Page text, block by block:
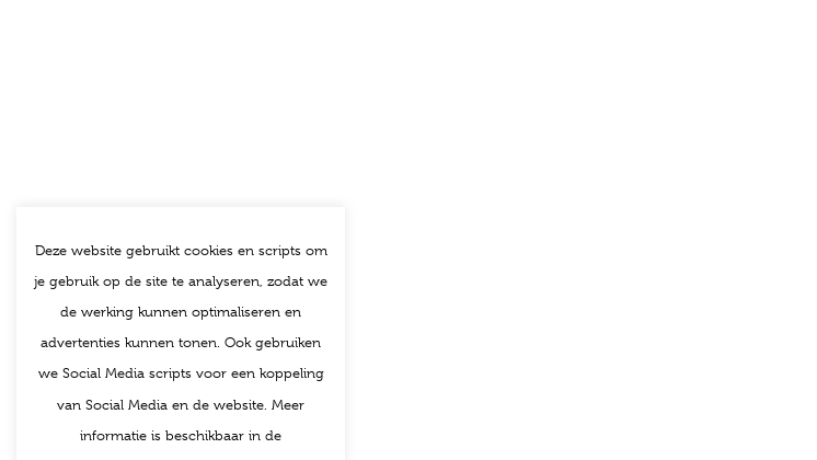
Deze website gebruikt cookies en scripts om
je gebruik op de site te analyseren, zodat we
de werking kunnen optimaliseren en
advertenties kunnen tonen. Ook gebruiken
we Social Media scripts voor een koppeling
van Social Media en de website. Meer
informatie is beschikbaar in de